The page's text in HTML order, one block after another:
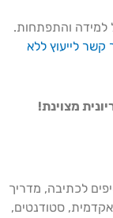
למידה והתפתחות.
קשר לייעוץ ללא
מצוינת!
לכתיבה, מדריך
סטודנטים,